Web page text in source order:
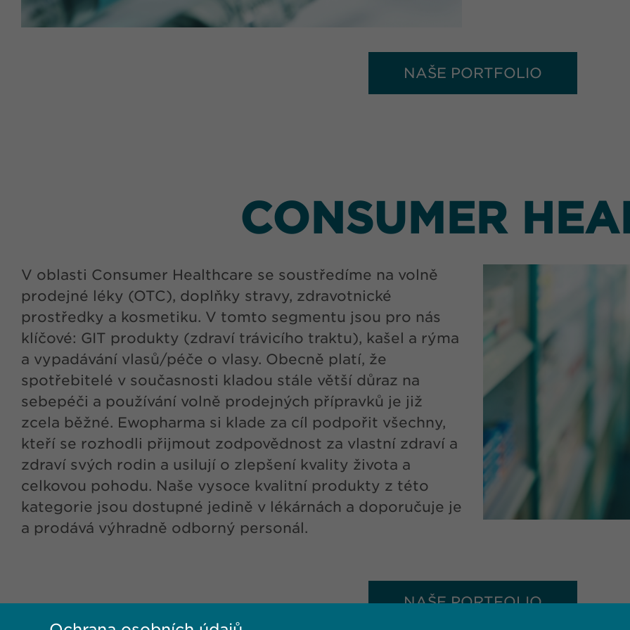
NAŠE PORTFOLIO
CONSUMER
V oblasti Consumer Healthcare se soustředíme na volně
prodejné léky (OTC), doplňky stravy, zdravotnické
prostředky a kosmetiku. V tomto segmentu jsou pro nás
klíčové: GIT produkty (zdraví trávicího traktu), kašel a rýma
a vypadávání vlasů/péče o vlasy. Obecně platí, že
spotřebitelé v současnosti kladou stále větší důraz na
sebepéči a používání volně prodejných přípravků je již
zcela běžné. Ewopharma si klade za cíl podpořit všechny,
kteří se rozhodli přijmout zodpovědnost za vlastní zdraví a
zdraví svých rodin a usilují o zlepšení kvality života a
celkovou pohodu. Naše vysoce kvalitní produkty z této
kategorie jsou dostupné jedině v lékárnách a doporučuje je
a prodává výhradně odborný personál.
NAŠE PORTFOLIO